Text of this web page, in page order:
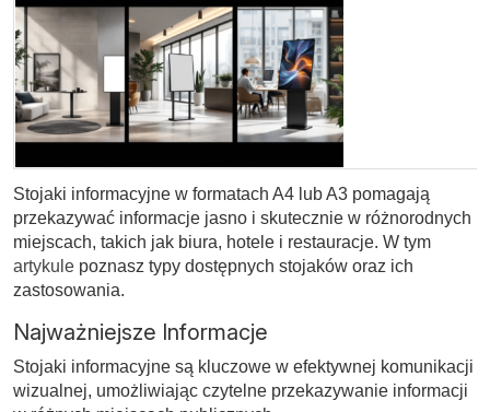
Stojaki informacyjne w formatach A4 lub A3 pomagają
przekazywać informacje jasno i skutecznie w różnorodnych
miejscach, takich jak biura, hotele i restauracje. W tym
artykule poznasz typy dostępnych stojaków oraz ich
zastosowania.
Najważniejsze Informacje
Stojaki informacyjne są kluczowe w efektywnej komunikacji
wizualnej, umożliwiając czytelne przekazywanie informacji